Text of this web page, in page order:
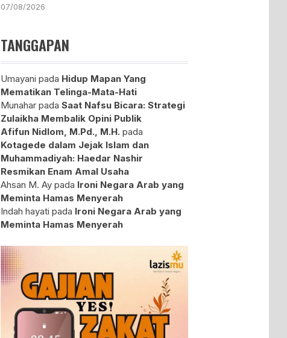
07/08/2026
TANGGAPAN
Umayani pada Hidup Mapan Yang
Mematikan Telinga-Mata-Hati
Munahar padaSaat Nafsu Bicara: Strategi
Zulaikha Membalik Opini Publik
Afifun Nidlom, M.Pd., M.H. pada
Kotagede dalam Jejak Islam dan
Muhammadiyah: Haedar Nashir
Resmikan Enam Amal Usaha
Ahsan M. Ay pada Ironi Negara Arab yang
Meminta Hamas Menyerah
Indah hayati pada Ironi Negara Arab yang
Meminta Hamas Menyerah